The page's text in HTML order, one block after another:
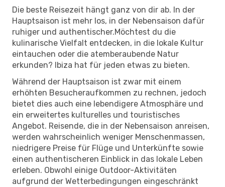
Die beste Reisezeit hängt ganz von dir ab. In der
Hauptsaison ist mehr los, in der Nebensaison dafür
ruhiger und authentischer.Möchtest du die
kulinarische Vielfalt entdecken, in die lokale Kultur
eintauchen oder die atemberaubende Natur
erkunden? Ibiza hat für jeden etwas zu bieten.
Während der Hauptsaison ist zwar mit einem
erhöhten Besucheraufkommen zu rechnen, jedoch
bietet dies auch eine lebendigere Atmosphäre und
ein erweitertes kulturelles und touristisches
Angebot. Reisende, die in der Nebensaison anreisen,
werden wahrscheinlich weniger Menschenmassen,
niedrigere Preise für Flüge und Unterkünfte sowie
einen authentischeren Einblick in das lokale Leben
erleben. Obwohl einige Outdoor-Aktivitäten
aufgrund der Wetterbedingungen eingeschränkt